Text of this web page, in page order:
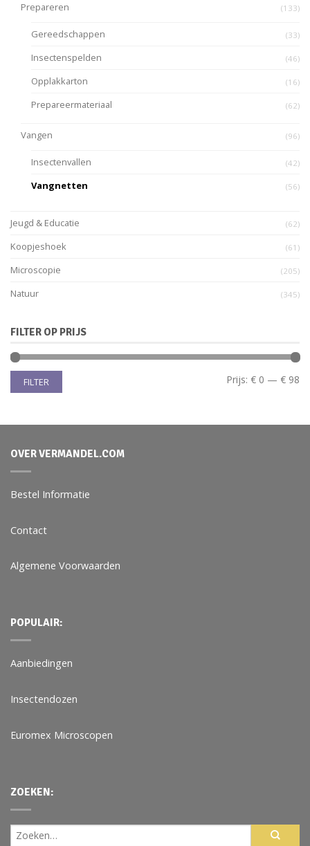
Prepareren (133)
Gereedschappen (33)
Insectenspelden (46)
Opplakkarton (16)
Prepareermateriaal (62)
Vangen (96)
Insectenvallen (42)
Vangnetten (56)
Jeugd & Educatie (62)
Koopjeshoek (61)
Microscopie (205)
Natuur (345)
FILTER OP PRIJS
FILTER Prijs: € 0 — € 98
OVER VERMANDEL.COM
Bestel Informatie
Contact
Algemene Voorwaarden
POPULAIR:
Aanbiedingen
Insectendozen
Euromex Microscopen
ZOEKEN: